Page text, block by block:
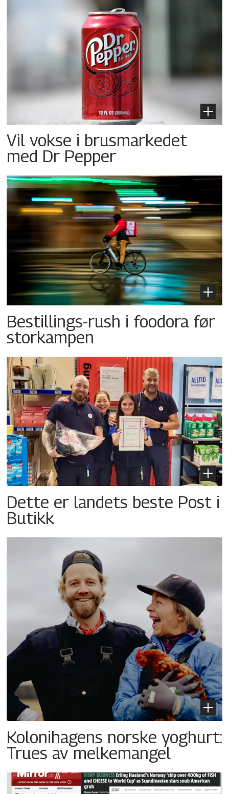
Vil vokse i brusmarkedet
med Dr Pepper
Bestillings-rush i foodora før
storkampen
Dette er landets beste Post i
Butikk
Kolonihagens norske yoghurt:
Trues av melkemangel